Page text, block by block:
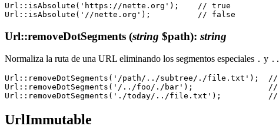
Url::isAbsolute('https://nette.org');    // true
Url::removeDotSegments (string $path): string
Normaliza la ruta de una URL eliminando los segmentos especiales . y ..
Url::removeDotSegments('/path/../subtree/./file.txt');
Url::removeDotSegments('/../foo/./bar');
UrlImmutable